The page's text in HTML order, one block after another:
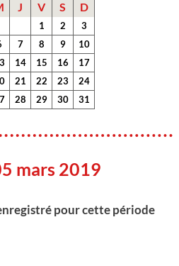
J V S D
1 2
3
7 8 9
10
14 15 16
17
21 22 23
24
28 29 30 31
mars 2019
pour cette période